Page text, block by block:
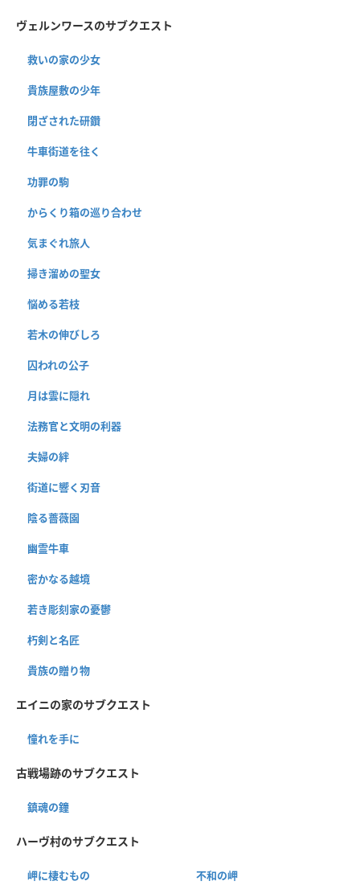
ヴェルンワースのサブクエスト
救いの家の少女
貴族屋敷の少年
閉ざされた研鑽
牛車街道を往く
功罪の駒
からくり箱の巡り合わせ
気まぐれ旅人
掃き溜めの聖女
悩める若枝
若木の伸びしろ
囚われの公子
月は雲に隠れ
法務官と文明の利器
夫婦の絆
街道に響く刃音
陰る薔薇園
幽霊牛車
密かなる越境
若き彫刻家の憂鬱
朽剣と名匠
貴族の贈り物
エイニの家のサブクエスト
憧れを手に
古戦場跡のサブクエスト
鎮魂の鐘
ハーヴ村のサブクエスト
岬に棲むもの 不和の岬